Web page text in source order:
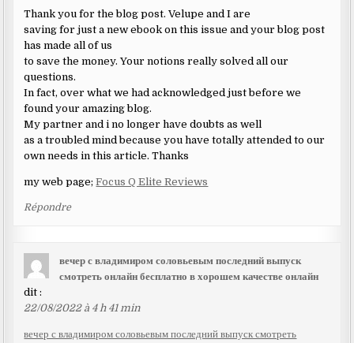
Thank you for the blog post. Velupe and I are
saving for just a new ebook on this issue and your blog post
has made all of us
to save the money. Your notions really solved all our
questions.
In fact, over what we had acknowledged just before we
found your amazing blog.
My partner and i no longer have doubts as well
as a troubled mind because you have totally attended to our
own needs in this article. Thanks
my web page;Focus Q Elite Reviews
Répondre
вечер с владимиром соловьевым последний выпуск
смотреть онлайн бесплатно в хорошем качестве онлайн
dit :
22/08/2022 à 4 h 41 min
вечер с владимиром соловьевым последний выпуск смотреть